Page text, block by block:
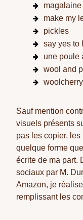
magalaine
make my
pickles
say yes to
une poule
wool and
woolcherry
Sauf mention
visuels présents
pas les copier,
quelque forme
écrite de ma part.
sociaux par M.
Amazon, je
remplissant les